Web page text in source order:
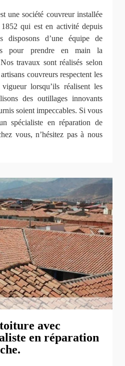
une société couvreur installée
qui est en activité depuis
disposons d’une équipe de
pour prendre en main la
travaux sont réalisés selon
couvreurs respectent les
lorsqu’ils réalisent les
des outillages innovants
soient impeccables. Si vous
spécialiste en réparation de
vous, n’hésitez pas à nous
avec
en réparation